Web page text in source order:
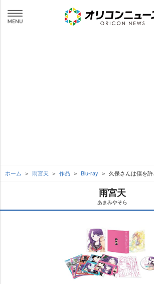
ホーム 雨宮天 作品 Blu-ray 久保さんは僕を
雨宮天
あまみやそら